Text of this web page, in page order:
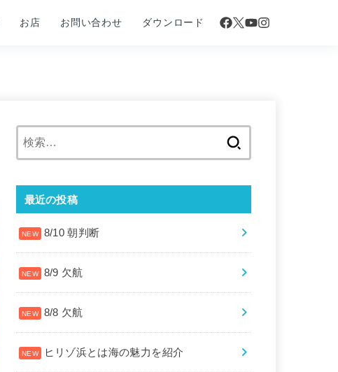
お店 お問い合わせ ダウンロード
最近の投稿
8/10 朝判断
8/9 欠航
8/8 欠航
ヒリゾ浜とは海の魅力を紹介